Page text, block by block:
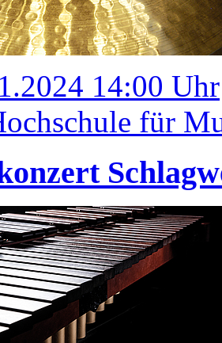
14:00 Uhr
für